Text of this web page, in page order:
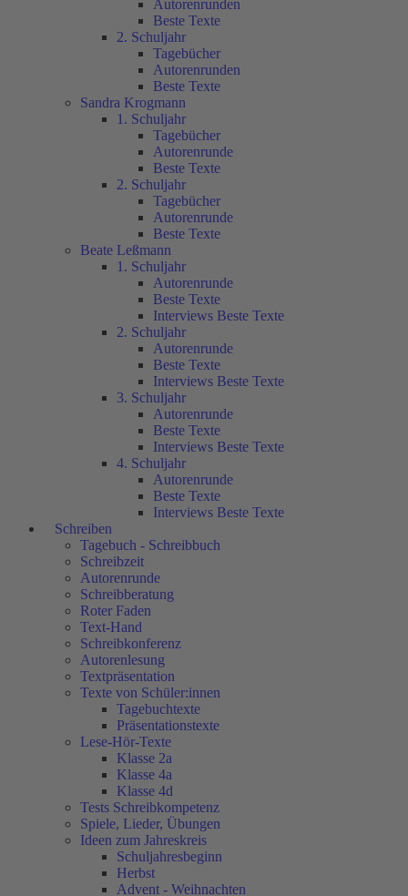
Autorenrunden
Beste Texte
2. Schuljahr
Tagebücher
Autorenrunden
Beste Texte
Sandra Krogmann
1. Schuljahr
Tagebücher
Autorenrunde
Beste Texte
2. Schuljahr
Tagebücher
Autorenrunde
Beste Texte
Beate Leßmann
1. Schuljahr
Autorenrunde
Beste Texte
Interviews Beste Texte
2. Schuljahr
Autorenrunde
Beste Texte
Interviews Beste Texte
3. Schuljahr
Autorenrunde
Beste Texte
Interviews Beste Texte
4. Schuljahr
Autorenrunde
Beste Texte
Interviews Beste Texte
Schreiben
Tagebuch - Schreibbuch
Schreibzeit
Autorenrunde
Schreibberatung
Roter Faden
Text-Hand
Schreibkonferenz
Autorenlesung
Textpräsentation
Texte von Schüler:innen
Tagebuchtexte
Präsentationstexte
Lese-Hör-Texte
Klasse 2a
Klasse 4a
Klasse 4d
Tests Schreibkompetenz
Spiele, Lieder, Übungen
Ideen zum Jahreskreis
Schuljahresbeginn
Herbst
Advent - Weihnachten